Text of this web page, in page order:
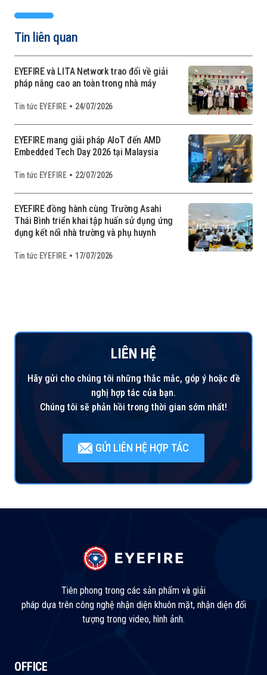
Tin liên quan
EYEFIRE và LITA Network trao đổi về giải
pháp nâng cao an toàn trong nhà máy
Tin tức EYEFIRE 24/07/2026
EYEFIRE mang giải pháp AIoT đến AMD
Embedded Tech Day 2026 tại Malaysia
Tin tức EYEFIRE 22/07/2026
EYEFIRE đồng hành cùng Trường Asahi
Thái Bình triển khai tập huấn sử dụng ứng
dụng kết nối nhà trường và phụ huynh
Tin tức EYEFIRE 17/07/2026
LIÊN HỆ
Hãy gửi cho chúng tôi những thắc mắc, góp ý hoặc đề
nghị hợp tác của bạn.
Chúng tôi sẽ phản hồi trong thời gian sớm nhất!
GỬI LIÊN HỆ HỢP TÁC
Tiên phong trong các sản phẩm và giải
pháp dựa trên công nghệ nhận diện khuôn mặt, nhận diện đối
tượng trong video, hình ảnh.
OFFICE